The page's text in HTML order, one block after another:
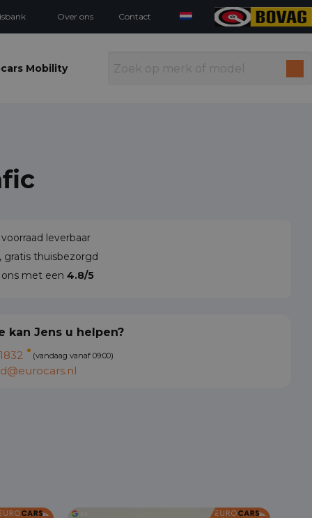
Over ons Contact
Mobility
leverbaar
gratis thuisbezorgd
met een 4.8/5
kan Jens u helpen?
(vandaag vanaf 09:00)